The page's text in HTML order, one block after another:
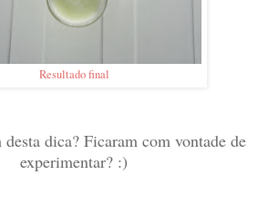
Resultado final
desta dica? Ficaram com vontade de
experimentar? :)